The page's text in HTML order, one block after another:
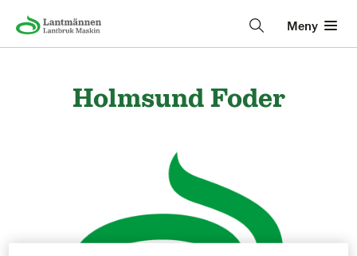
Meny
Holmsund Foder